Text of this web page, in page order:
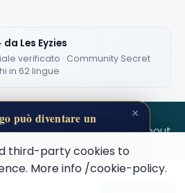
· da Les Eyzies
verificato · Community Secret
in 62 lingue
TermsPrivacyAbout
third-party cookies to
More info /cookie-policy.
×
può diventare un
segreti nel tuo Secret